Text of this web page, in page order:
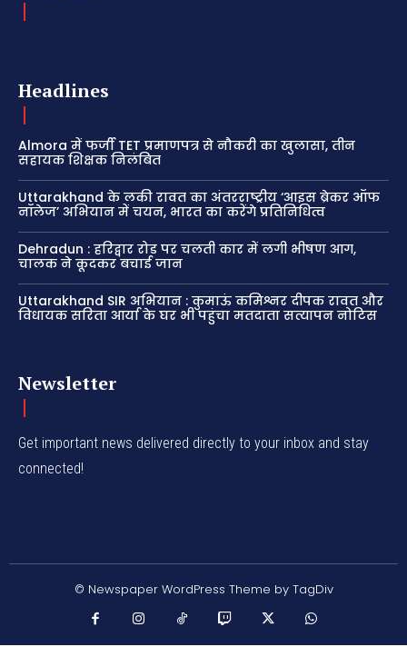
Headlines
Almora में फर्जी TET प्रमाणपत्र से नौकरी का खुलासा, तीन
सहायक शिक्षक निलंबित
Uttarakhand के लकी रावत का अंतरराष्ट्रीय ‘आइस ब्रेकर ऑफ
नॉलेज’ अभियान में चयन, भारत का करेंगे प्रतिनिधित्व
Dehradun : हरिद्वार रोड पर चलती कार में लगी भीषण आग,
चालक ने कूदकर बचाई जान
Uttarakhand SIR अभियान : कुमाऊं कमिश्नर दीपक रावत और
विधायक सरिता आर्या के घर भी पहुंचा मतदाता सत्यापन नोटिस
Newsletter
Get important news delivered directly to your inbox and stay
connected!
© Newspaper WordPress Theme by TagDiv